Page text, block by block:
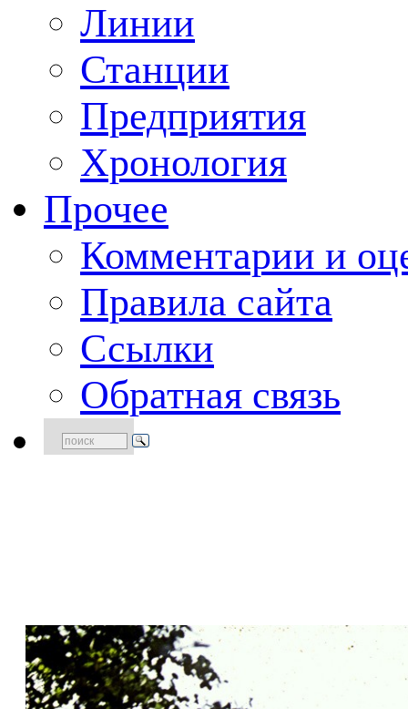
Линии
Станции
Предприятия
Хронология
Прочее
Комментарии и
Правила сайта
Ссылки
Обратная связь